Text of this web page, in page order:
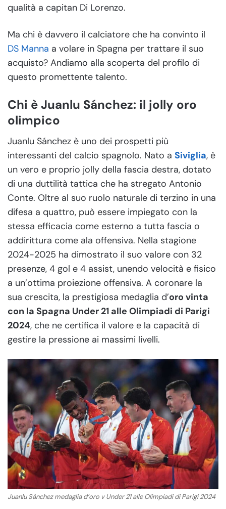
qualità a capitan Di Lorenzo.
Ma chi è davvero il calciatore che ha convinto il
DS Manna a volare in Spagna per trattare il suo
acquisto? Andiamo alla scoperta del profilo di
questo promettente talento.
Chi è Juanlu Sánchez: il jolly oro
olimpico
Juanlu Sánchez è uno dei prospetti più
interessanti del calcio spagnolo. Nato a Siviglia, è
un vero e proprio jolly della fascia destra, dotato
di una duttilità tattica che ha stregato Antonio
Conte. Oltre al suo ruolo naturale di terzino in una
difesa a quattro, può essere impiegato con la
stessa efficacia come esterno a tutta fascia o
addirittura come ala offensiva. Nella stagione
2024-2025 ha dimostrato il suo valore con 32
presenze, 4 gol e 4 assist, unendo velocità e fisico
a un’ottima proiezione offensiva. A coronare la
sua crescita, la prestigiosa medaglia d’oro vinta
con la Spagna Under 21 alle Olimpiadi di Parigi
2024, che ne certifica il valore e la capacità di
gestire la pressione ai massimi livelli.
Juanlu Sánchez medaglia d’oro v Under 21 alle Olimpiadi di Parigi 2024